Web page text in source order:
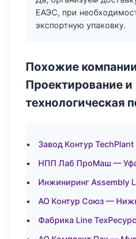
ЕАЭС, при
экспортную упаковку.
Похожие
Проектирование и
технологическая
Завод Контур
НПП Лаб ПроМаш —
Инжиниринг Assembly
АО Контур Союз —
Фабрика Line